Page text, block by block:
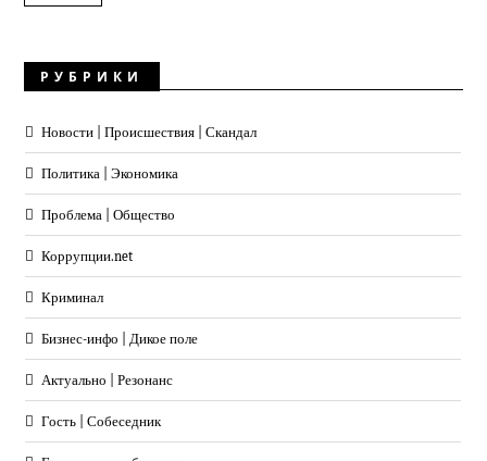
РУБРИКИ
Новости | Происшествия | Скандал
Политика | Экономика
Проблема | Общество
Коррупции.net
Криминал
Бизнес-инфо | Дикое поле
Актуально | Резонанс
Гость | Собеседник